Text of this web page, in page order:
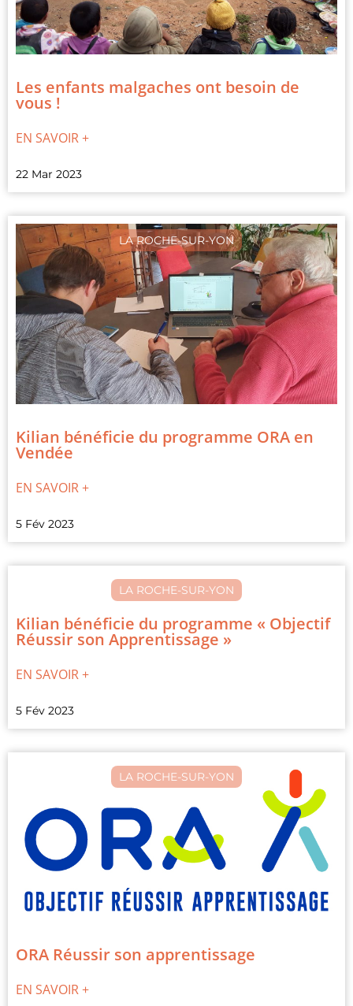
Les enfants malgaches ont besoin de
vous !
EN SAVOIR +
22 Mar 2023
LA ROCHE-SUR-YON
Kilian bénéficie du programme ORA en
Vendée
EN SAVOIR +
5 Fév 2023
LA ROCHE-SUR-YON
Kilian bénéficie du programme « Objectif
Réussir son Apprentissage »
EN SAVOIR +
5 Fév 2023
LA ROCHE-SUR-YON
ORA Réussir son apprentissage
EN SAVOIR +